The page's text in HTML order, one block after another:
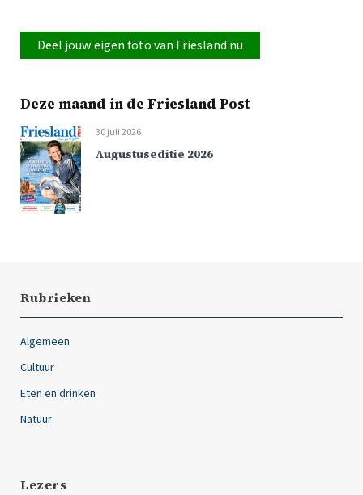
Deel jouw eigen foto van Friesland nu
Deze maand in de Friesland Post
30 juli 2026
Augustuseditie 2026
Rubrieken
Algemeen
Cultuur
Eten en drinken
Natuur
Lezers